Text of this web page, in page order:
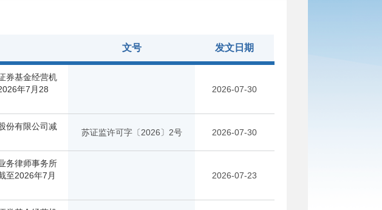
文号 发文日期
券基金经营机
年7月28
2026-07-30
份有限公司减
苏证监许可字〔2026〕2号 2026-07-30
务律师事务所
至2026年7月
2026-07-23